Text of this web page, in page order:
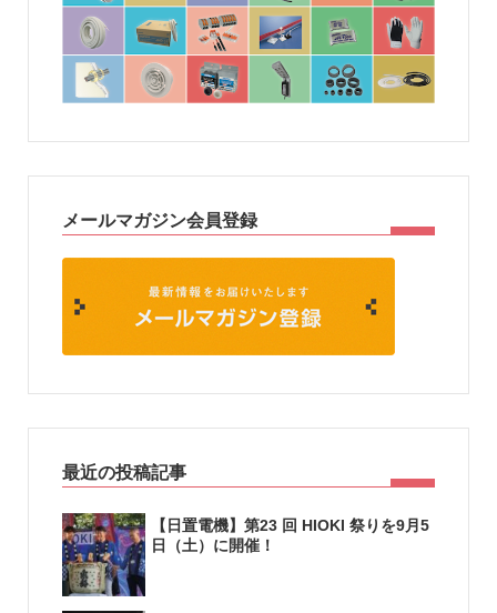
メールマガジン会員登録
最近の投稿記事
【日置電機】第23 回 HIOKI 祭りを9月5
日（土）に開催！